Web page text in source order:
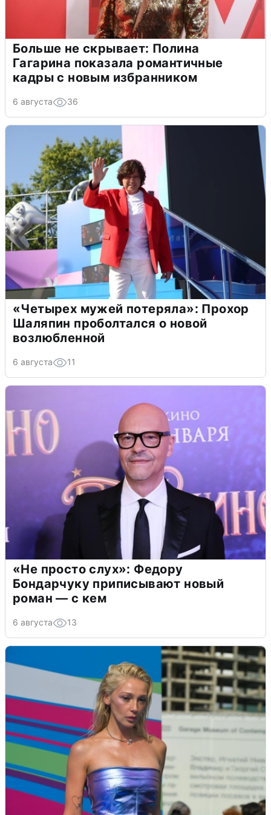
Больше не скрывает: Полина
Гагарина показала романтичные
кадры с новым избранником
6 августа 36
«Четырех мужей потеряла»: Прохор
Шаляпин проболтался о новой
возлюбленной
6 августа 11
«Не просто слух»: Федору
Бондарчуку приписывают новый
роман — с кем
6 августа 13